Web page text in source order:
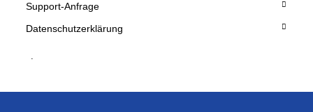
Support-Anfrage
Datenschutzerklärung
.